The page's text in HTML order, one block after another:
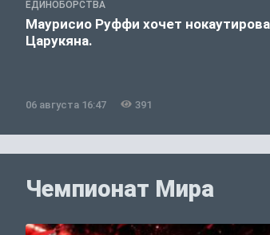
ЕДИНОБОРСТВА
Маурисио Руффи хочет
Царукяна.
06 августа 16:47 391
Чемпионат Мира